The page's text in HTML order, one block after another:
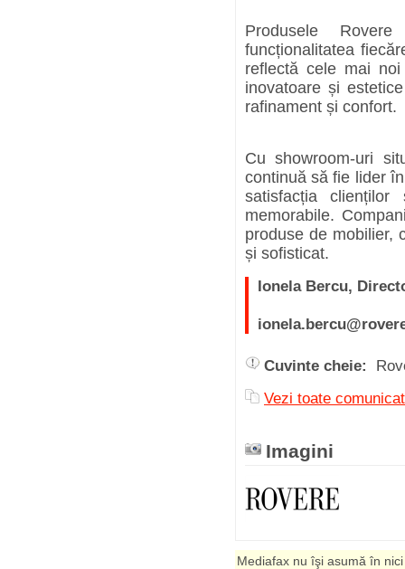
Produsele
funcționalitatea
reflectă cele mai
inovatoare și
rafinament și confort.
Cu showroom-uri
continuă să fie lider
satisfacția
memorabile.
produse de mobilier,
și sofisticat.
Ionela Bercu,
Cuvinte cheie:
Vezi toate
Imagini
Mediafax nu îşi asumă în